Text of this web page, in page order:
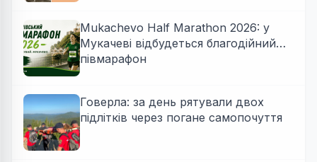
Mukachevo Half Marathon 2026: у
Мукачеві відбудеться благодійний
півмарафон
Говерла: за день рятували двох
підлітків через погане самопочуття